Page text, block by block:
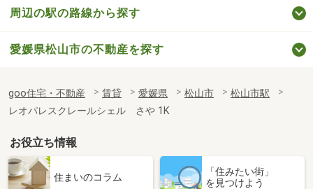
周辺の駅の路線から探す
愛媛県松山市の不動産を探す
goo住宅・不動産 賃貸 愛媛県 松山市
松山市駅
レオパレスクレールシェル さや 1K
お役立ち情報
住まいのコラム
「住みたい街」
を見つけよう